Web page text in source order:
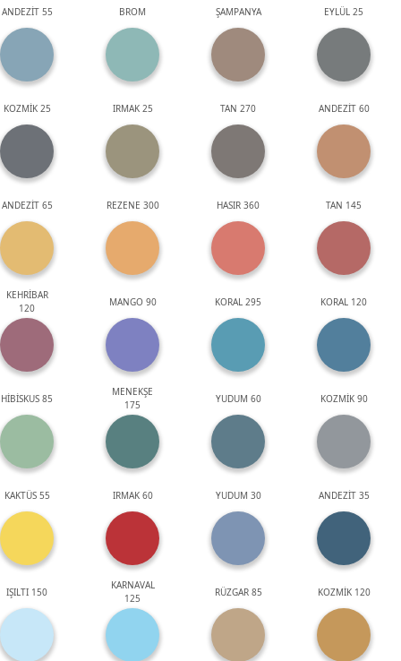
ANDEZİT 55 BROM ŞAMPANYA EYLÜL 25
KOZMİK 25 IRMAK 25 TAN 270 ANDEZİT 60
ANDEZİT 65 REZENE 300 HASIR 360 TAN 145
KEHRİBAR
120
MANGO 90 KORAL 295 KORAL 120
HİBİSKUS 85
MENEKŞE
175
YUDUM 60 KOZMİK 90
KAKTÜS 55 IRMAK 60 YUDUM 30 ANDEZİT 35
IŞILTI 150
KARNAVAL
125
RÜZGAR 85 KOZMİK 120